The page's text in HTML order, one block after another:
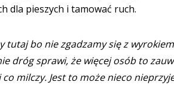
dla pieszych i tamować ruch.
tutaj bo nie zgadzamy się z
dróg sprawi, że więcej osób to
co milczy. Jest to może nieco